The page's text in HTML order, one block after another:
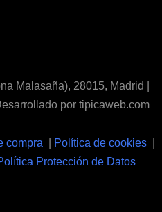
Malasaña), 28015, Madrid |
por tipicaweb.com
compra | Política de cookies |
Protección de Datos